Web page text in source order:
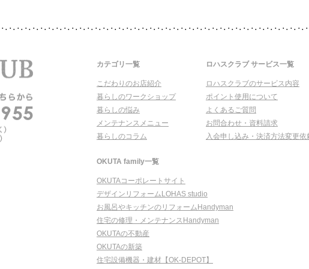
カテゴリ一覧
こだわりのお店紹介
暮らしのワークショップ
暮らしの悩み
メンテナンスメニュー
暮らしのコラム
ロハスクラブ サービス一覧
ロハスクラブのサービス内容
ポイント使用について
よくあるご質問
お問合わせ・資料請求
入会申し込み・決済方法変更依
OKUTA family一覧
OKUTAコーポレートサイト
デザインリフォームLOHAS studio
お風呂やキッチンのリフォームHandyman
住宅の修理・メンテナンスHandyman
OKUTAの不動産
OKUTAの新築
住宅設備機器・建材【OK-DEPOT】